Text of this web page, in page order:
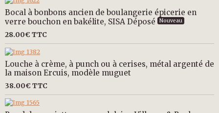
Bocal à bonbons ancien de boulangerie épicerie en
verre bouchon en bakélite, SISA Déposé
Nouveau
28.00€ TTC
Louche à crème, à punch ou à cerises, métal argenté de
la maison Ercuis, modèle muguet
38.00€ TTC